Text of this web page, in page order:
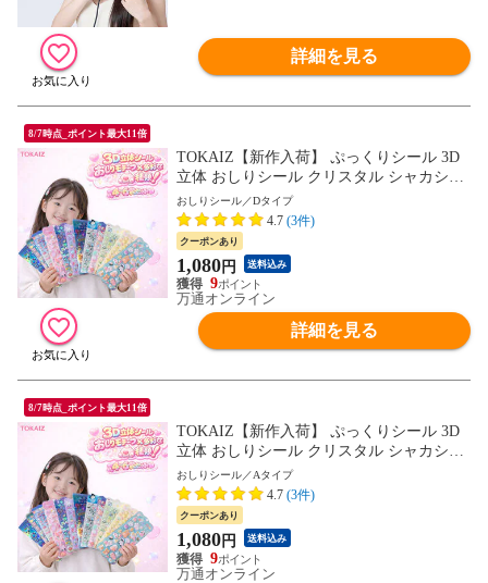
詳細を見る
8/7時点_ポイント最大11倍
TOKAIZ【新作入荷】 ぷっくりシール 3D
立体 おしりシール クリスタル シャカシャ
カシール カプセルステッカー コットンシ
ール ボンボンシール キャラクター ご褒美
シール おしりぷにぷにシール 送料無料 子
供 キッズ デコ ステッカー
おしりシール／Dタイプ
4.7 (3件)
クーポンあり
1,080円 送料込み
9
万通オンライン
詳細を見る
8/7時点_ポイント最大11倍
TOKAIZ【新作入荷】 ぷっくりシール 3D
立体 おしりシール クリスタル シャカシャ
カシール カプセルステッカー コットンシ
ール ボンボンシール キャラクター ご褒美
シール おしりぷにぷにシール 送料無料 子
供 キッズ デコ ステッカー
おしりシール／Aタイプ
4.7 (3件)
クーポンあり
1,080円 送料込み
9
万通オンライン